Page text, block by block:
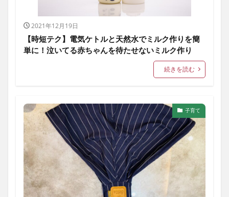
2021年12月19日
【時短テク】電気ケトルと天然水でミルク作りを簡
単に！泣いてる赤ちゃんを待たせないミルク作り
続きを読む
子育て